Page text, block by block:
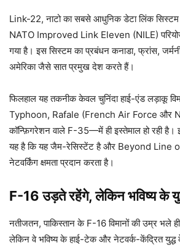
Link-22, नाटो का सबसे आधुनिक डेटा लिंक सिस्टम
NATO Improved Link Eleven (NILE)
गया है। इस सिस्टम का प्रबंधन कनाडा, फ्रांस,
अमेरिका जैसे सात प्रमुख देश करते हैं।
फिलहाल यह तकनीक केवल चुनिंदा हाई-एंड लड़ाकू
Typhoon, Rafale (French Air Force और
कॉन्फ़िगरेशन वाले F-35—में ही इस्तेमाल हो रही है।
यह है कि यह जैम-रेसिस्टेंट है और Beyond Line
नेटवर्किंग क्षमता प्रदान करता है।
F-16 उड़ते रहेंगे, लेकिन भविष्य के
नतीजतन, पाकिस्तान के F-16 विमानों की उम्र भले
लेकिन वे भविष्य के हाई-टेक और नेटवर्क-केंद्रित युद्ध